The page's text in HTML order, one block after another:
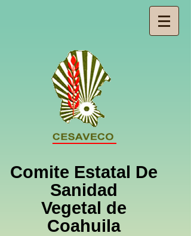
Comite Estatal De
Sanidad
Vegetal de
Coahuila